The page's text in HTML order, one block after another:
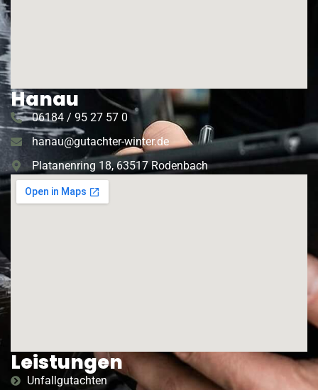
Hanau
06184 / 95 27 57 0
hanau@gutachter-winter.de
Platanenring 18, 63517 Rodenbach
Leistungen
Unfallgutachten